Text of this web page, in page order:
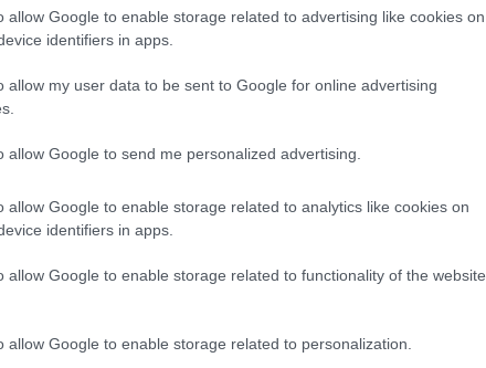
allow Google to enable storage related to advertising like cookies on
identifiers in apps.
allow my user data to be sent to Google for online advertising
allow Google to send me personalized advertising.
allow Google to enable storage related to analytics like cookies on
identifiers in apps.
allow Google to enable storage related to functionality of the website
allow Google to enable storage related to personalization.
news daGoogle News